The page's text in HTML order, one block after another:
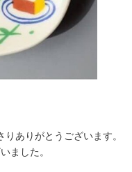
ありがとうございます。
ました。